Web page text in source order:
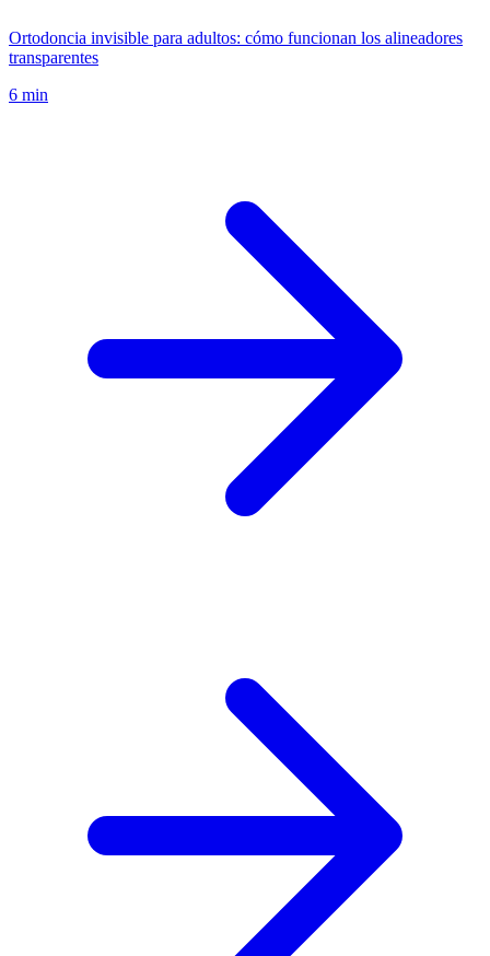
Ortodoncia invisible para adultos: cómo funcionan los alineadores
transparentes
6 min